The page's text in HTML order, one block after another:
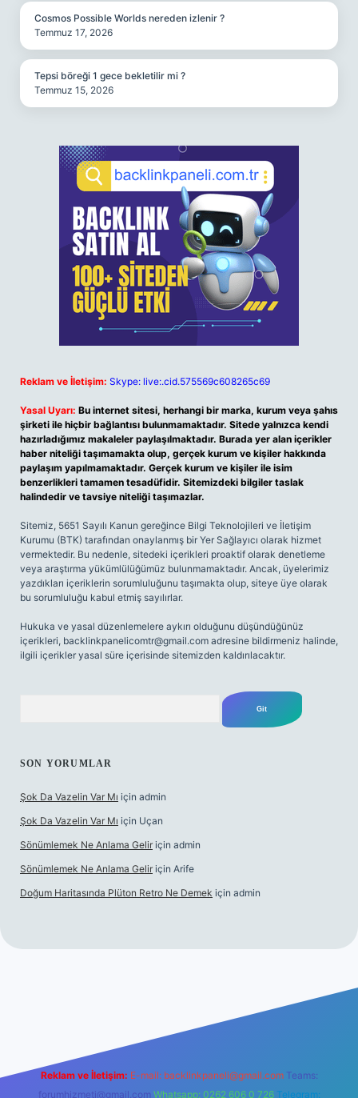
Cosmos Possible Worlds nereden izlenir ?
Temmuz 17, 2026
Tepsi böreği 1 gece bekletilir mi ?
Temmuz 15, 2026
Reklam ve İletişim: Skype: live:.cid.575569c608265c69
Yasal Uyarı: Bu internet sitesi, herhangi bir marka, kurum veya şahıs
şirketi ile hiçbir bağlantısı bulunmamaktadır. Sitede yalnızca kendi
hazırladığımız makaleler paylaşılmaktadır. Burada yer alan içerikler
haber niteliği taşımamakta olup, gerçek kurum ve kişiler hakkında
paylaşım yapılmamaktadır. Gerçek kurum ve kişiler ile isim
benzerlikleri tamamen tesadüfidir. Sitemizdeki bilgiler taslak
halindedir ve tavsiye niteliği taşımazlar.
Sitemiz, 5651 Sayılı Kanun gereğince Bilgi Teknolojileri ve İletişim
Kurumu (BTK) tarafından onaylanmış bir Yer Sağlayıcı olarak hizmet
vermektedir. Bu nedenle, sitedeki içerikleri proaktif olarak denetleme
veya araştırma yükümlülüğümüz bulunmamaktadır. Ancak, üyelerimiz
yazdıkları içeriklerin sorumluluğunu taşımakta olup, siteye üye olarak
bu sorumluluğu kabul etmiş sayılırlar.
Hukuka ve yasal düzenlemelere aykırı olduğunu düşündüğünüz
içerikleri, backlinkpanelicomtr@gmail.com adresine bildirmeniz halinde,
ilgili içerikler yasal süre içerisinde sitemizden kaldırılacaktır.
SON YORUMLAR
Şok Da Vazelin Var Mı için admin
Şok Da Vazelin Var Mı için Uçan
Sönümlemek Ne Anlama Gelir için admin
Sönümlemek Ne Anlama Gelir için Arife
Doğum Haritasında Plüton Retro Ne Demek için admin
Reklam ve İletişim: E-mail: backlinkpaneli@gmail.com Teams:
forumhizmeti@gmail.com Whatsapp: 0262 606 0 726 Telegram: